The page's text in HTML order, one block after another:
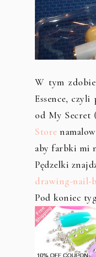
W tym
Essence,
od My Secret
Store
aby farbki mi
Pędzelki
drawing-nail-
Pod koniec